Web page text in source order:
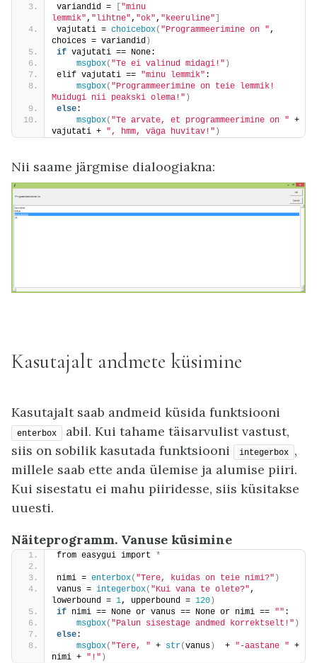
variandid =
"minu
lemmik", "lihtne", "ok", "keeruline"
vajutati = choicebox( "Programmeerimine on ",
choices = variandid )
if vajutati == None:
msgbox( "Te ei valinud midagi!" )
elif vajutati == "minu lemmik" :
msgbox( "Programmeerimine on teie lemmik!
Muidugi nii peakski olema!" )
else:
msgbox( "Te arvate, et programmeerimine on " +
vajutati + ", hmm, väga huvitav!" )
Nii saame järgmise dialoogiakna:
Kasutajalt andmete küsimine
Kasutajalt saab andmeid küsida funktsiooni
enterbox
abil. Kui tahame täisarvulist vastust,
siis on sobilik kasutada funktsiooni
integerbox
,
millele saab ette anda ülemise ja alumise piiri.
Kui sisestatu ei mahu piiridesse, siis küsitakse
uuesti.
Näiteprogramm. Vanuse küsimine
from easygui import *
nimi = enterbox( "Tere, kuidas on teie nimi?" )
vanus = integerbox( "Kui vana te olete?" ,
lowerbound = 1, upperbound = 120)
if nimi == None or vanus == None or nimi == "" :
msgbox( "Palun sisestage andmed korrektselt!" )
else:
msgbox( "Tere, " + str(vanus)
  +
"-aastane " +
nimi + "!" )